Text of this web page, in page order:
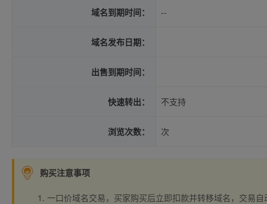
域名到期时间： --
域名发布日期：
出售到期时间：
快速转出： 不支持
浏览次数： 次
购买注意事项
一口价域名交易，买家购买后立即扣款并转移域名，交易